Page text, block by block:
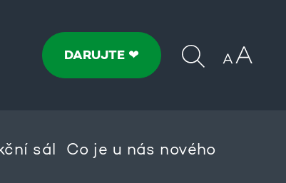
DARUJTE ❤
sál Co je u nás nového